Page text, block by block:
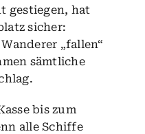
gestiegen, hat
sicher:
„fallen“
sämtliche
bis zum
alle Schiffe